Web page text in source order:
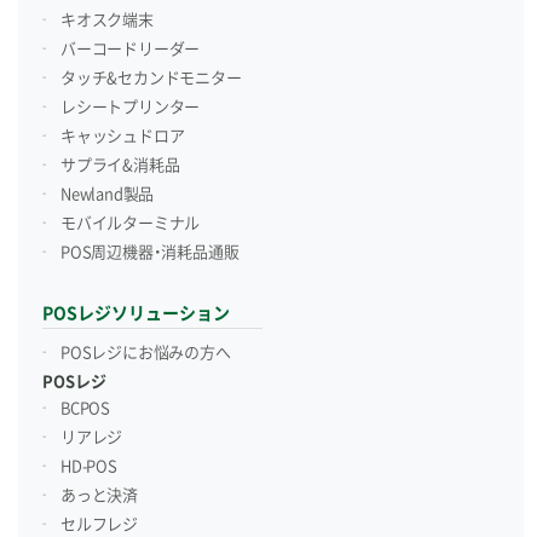
キオスク端末
バーコードリーダー
タッチ&セカンドモニター
レシートプリンター
キャッシュドロア
サプライ&消耗品
Newland製品
モバイルターミナル
POS周辺機器・消耗品通販
POSレジソリューション
POSレジにお悩みの方へ
POSレジ
BCPOS
リアレジ
HD-POS
あっと決済
セルフレジ